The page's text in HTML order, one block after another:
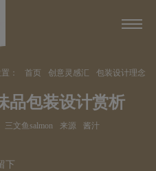
： 首页 创意灵感汇
包装设计理念
品包装设计赏析
三文鱼salmon 来源 酱汁
下